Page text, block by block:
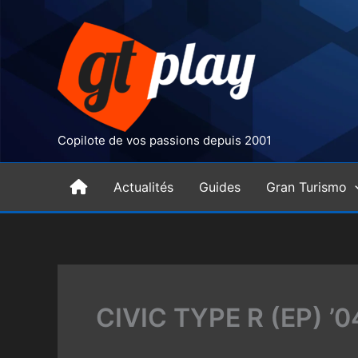
Copilote de vos passions depuis 2001
H Actualités Guides Gran Turismo
CIVIC TYPE R (EP)